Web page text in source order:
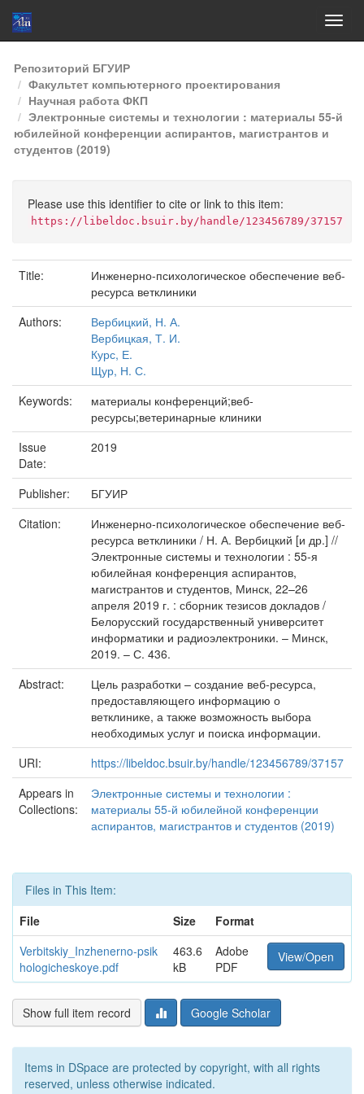
Skip
navigation
Репозиторий БГУИР
Факультет компьютерного проектирования
Научная работа ФКП
Электронные системы и технологии : материалы 55-й
юбилейной конференции аспирантов, магистрантов и
студентов (2019)
Please use this identifier to cite or link to this item:
https://libeldoc.bsuir.by/handle/123456789/37157
Title:
Инженерно-психологическое обеспечение веб-
ресурса ветклиники
Authors:
Вербицкий, Н. А.
Вербицкая, Т. И.
Курс, Е.
Щур, Н. С.
Keywords:
материалы конференций;веб-
ресурсы;ветеринарные клиники
Issue
Date:
2019
Publisher:
БГУИР
Citation:
Инженерно-психологическое обеспечение веб-
ресурса ветклиники / Н. А. Вербицкий [и др.] //
Электронные системы и технологии : 55-я
юбилейная конференция аспирантов,
магистрантов и студентов, Минск, 22–26
апреля 2019 г. : сборник тезисов докладов /
Белорусский государственный университет
информатики и радиоэлектроники. – Минск,
2019. – С. 436.
Abstract:
Цель разработки – создание веб-ресурса,
предоставляющего информацию о
ветклинике, а также возможность выбора
необходимых услуг и поиска информации.
URI:
https://libeldoc.bsuir.by/handle/123456789/37157
Appears in
Collections:
Электронные системы и технологии :
материалы 55-й юбилейной конференции
аспирантов, магистрантов и студентов (2019)
Files in This Item:
File
Size
Format
Verbitskiy_Inzhenerno-psik
hologicheskoye.pdf
463.6
kB
Adobe
PDF
View/Open
Show full item record Google Scholar
Items in DSpace are protected by copyright, with all rights
reserved, unless otherwise indicated.